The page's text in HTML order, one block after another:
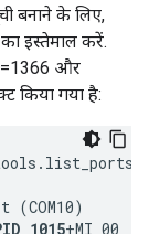
बनाने के लिए,
इस्तेमाल करें.
और
किया गया है:
(COM10)
+MI_00